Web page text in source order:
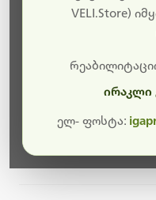
მალე ისევ
VELI.Store)
ირაკლი
ელ- ფოსტა: